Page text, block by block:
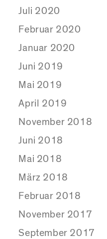
Juli 2020
Februar 2020
Januar 2020
Juni 2019
Mai 2019
April 2019
November 2018
Juni 2018
Mai 2018
März 2018
Februar 2018
November 2017
September 2017